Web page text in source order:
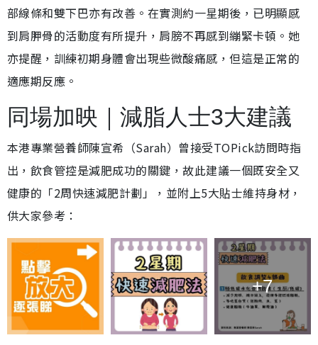
部線條和雙下巴亦有改善。在實測約一星期後，已明顯感
到肩胛骨的活動度有所提升，肩膀不再感到繃緊卡頓。她
亦提醒，訓練初期身體會出現些微酸痛感，但這是正常的
適應期反應。
同場加映｜減脂人士3大建議
本港專業營養師陳宣希（Sarah）曾接受TOPick訪問時指
出，飲食管控是減肥成功的關鍵，故此建議一個既安全又
健康的「2周快速減肥計劃」，並附上5大貼士維持身材，
供大家參考：
+7